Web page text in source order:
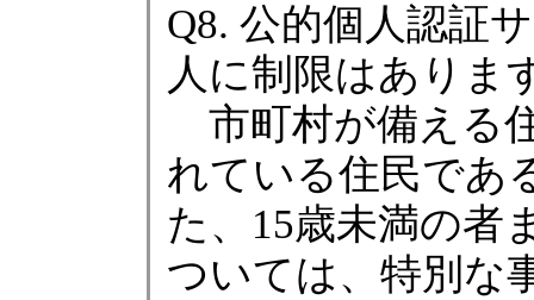
Q8. 公的個人認証
人に制限はありま
市町村が備える
れている住民であ
た、15歳未満の者
ついては、特別な